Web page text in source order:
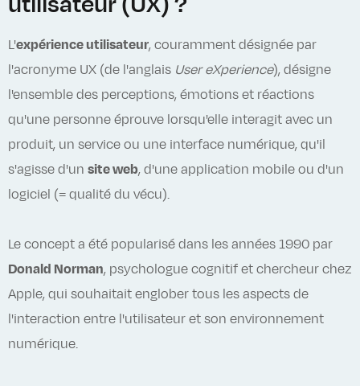
L'expérience utilisateur, couramment désignée par
l'acronyme UX (de l'anglais User eXperience), désigne
l'ensemble des perceptions, émotions et réactions
qu'une personne éprouve lorsqu'elle interagit avec un
produit, un service ou une interface numérique, qu'il
s'agisse d'un site web, d'une application mobile ou d'un
logiciel (= qualité du vécu).
Le concept a été popularisé dans les années 1990 par
Donald Norman, psychologue cognitif et chercheur chez
Apple, qui souhaitait englober tous les aspects de
l'interaction entre l'utilisateur et son environnement
numérique.